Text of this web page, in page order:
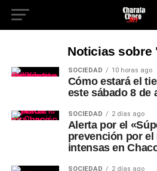
Noticias sobre
SOCIEDAD 10 horas ago
Cómo estará el
este sábado 8 de
SOCIEDAD 2 días ago
Alerta por el
prevención por
intensas en
SOCIEDAD 2 días ago